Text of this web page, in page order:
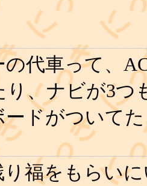
の代車って、
、ナビが3つ
ードがついて
り福をもらい